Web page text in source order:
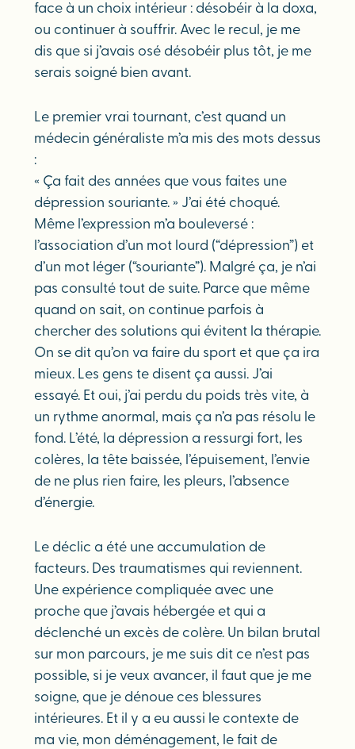
face à un choix intérieur : désobéir à la doxa,
ou continuer à souffrir. Avec le recul, je me
dis que si j’avais osé désobéir plus tôt, je me
serais soigné bien avant.
Le premier vrai tournant, c’est quand un
médecin généraliste m’a mis des mots dessus
:
« Ça fait des années que vous faites une
dépression souriante. » J’ai été choqué.
Même l’expression m’a bouleversé :
l’association d’un mot lourd (“dépression”) et
d’un mot léger (“souriante”). Malgré ça, je n’ai
pas consulté tout de suite. Parce que même
quand on sait, on continue parfois à
chercher des solutions qui évitent la thérapie.
On se dit qu’on va faire du sport et que ça ira
mieux. Les gens te disent ça aussi. J’ai
essayé. Et oui, j’ai perdu du poids très vite, à
un rythme anormal, mais ça n’a pas résolu le
fond. L’été, la dépression a ressurgi fort, les
colères, la tête baissée, l’épuisement, l’envie
de ne plus rien faire, les pleurs, l’absence
d’énergie.
Le déclic a été une accumulation de
facteurs. Des traumatismes qui reviennent.
Une expérience compliquée avec une
proche que j’avais hébergée et qui a
déclenché un excès de colère. Un bilan brutal
sur mon parcours, je me suis dit ce n’est pas
possible, si je veux avancer, il faut que je me
soigne, que je dénoue ces blessures
intérieures. Et il y a eu aussi le contexte de
ma vie, mon déménagement, le fait de